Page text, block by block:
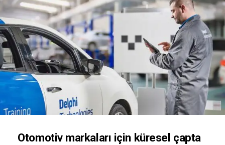
Otomotiv markaları için küresel çapta